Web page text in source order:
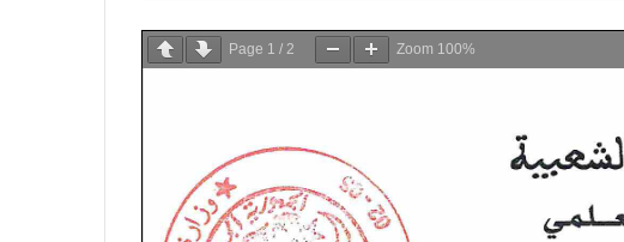
Page 1 / 2 Zoom 100%